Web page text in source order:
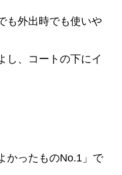
も外出時でも使いや
し、コートの下にイ
かったものNo.1」で